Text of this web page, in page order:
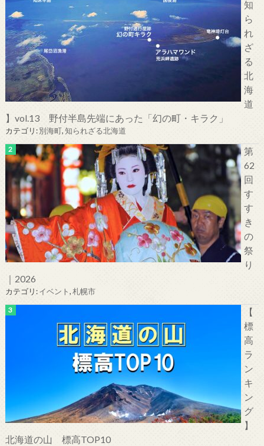
知
ら
れ
ざ
る
北
海
道
】vol.13 野付半島先端にあった「幻の町・キラク」
カテゴリ:別海町,知られざる北海道
第
62
回
す
す
き
の
祭
り
｜2026
カテゴリ:イベント,札幌市
【
標
高
ラ
ン
キ
ン
グ
】
北海道の山 標高TOP10